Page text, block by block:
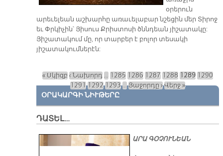
օրերուն
արեւելեան աշխարհը առաւելաբար նշեցին մեր Տիրոջ
եւ Փրկիչին՝ Յիսուս Քրիստոսի ծննդեան յիշատակը:
Յիշատակում մը, որ տարբեր է բոլոր տեսակի
յիշատակումներէն:
Էջեր
« Սկիզբ‹ Նախորդ … 1285 1286 1287 1288 1289 1290
1291 12921293…Յաջորդը ›Վերջ »
ՕՐԱԿԱՐԳԻ ՆԻՒԹԵՐԸ
ԴԱՏԵԼ…
ԱՐԱ ԳՕՉՈՒՆԵԱՆ